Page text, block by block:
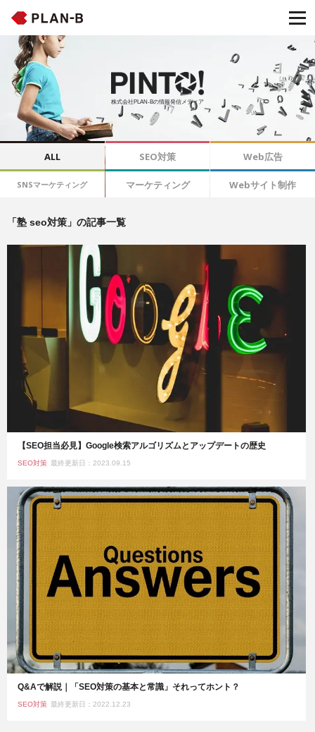
株式会社PLAN-Bの情報発信メディア
ALL SEO対策 Web広告
SNSマーケティング マーケティング Webサイト制作
「塾 seo対策」の記事一覧
【SEO担当必見】Google検索アルゴリズムとアップデートの歴史
SEO対策 最終更新日：2023.09.15
Q&Aで解説｜「SEO対策の基本と常識」それってホント？
SEO対策 最終更新日：2022.12.23